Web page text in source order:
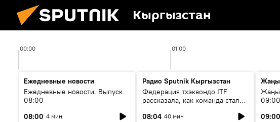
Кыргызстан
00:00 01:00
Ежедневные новости
Ежедневные новости. Выпуск
08:00
08:00 4 мин
Радио Sputnik Кыргызстан
Федерация тхэквондо ITF
рассказала, как команда стала
08:04 40 мин
09:00
09:00